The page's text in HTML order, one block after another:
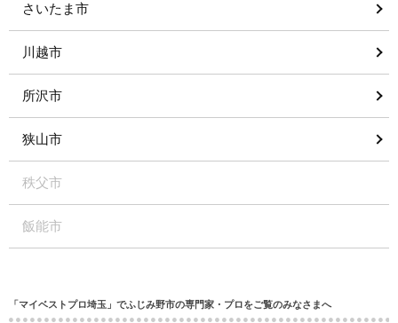
さいたま市
川越市
所沢市
狭山市
秩父市
飯能市
「マイベストプロ埼玉」でふじみ野市の専門家・プロをご覧のみなさまへ